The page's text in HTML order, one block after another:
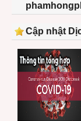
Cập nhật